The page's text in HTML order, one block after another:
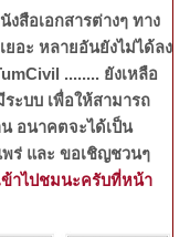
สือเอกสารต่างๆ ทาง
ยอะ หลายอันยังไม่ได้ลง
........ ยังเหลือ
ะบบ เพื่อให้สามารถ
อนาคตจะได้เป็น
ร่ และ ขอเชิญชวนๆ
ข้าไปชมนะครับที่หน้า